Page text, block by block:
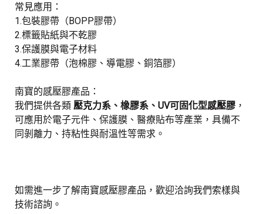
常見應用：
1.包裝膠帶（BOPP膠帶）
2.標籤貼紙與不乾膠
3.保護膜與電子材料
4.工業膠帶（泡棉膠、導電膠、銅箔膠）
南寶的感壓膠產品：
我們提供各類 壓克力系、橡膠系、UV可固化型感壓膠 ，
可應用於電子元件、保護膜、醫療貼布等產業，具備不
同剝離力、持粘性與耐溫性等需求。
如需進一步了解南寶感壓膠產品，歡迎洽詢我們索樣與
技術諮詢。